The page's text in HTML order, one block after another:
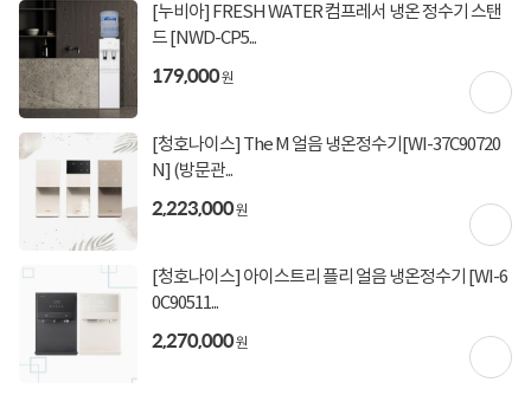
[누비아] FRESH WATER 컴프레서 냉온 정수기 스탠
드 [NWD-CP5...
179,000원
[청호나이스] The M 얼음 냉온정수기[WI-37C90720
N] (방문관...
2,223,000원
[청호나이스] 아이스트리 플리 얼음 냉온정수기 [WI-6
0C90511...
2,270,000원
적립금 2,440원 적립
입고일
배송정보 본사직배송
배송비
구매후기(0) Q&A(0)